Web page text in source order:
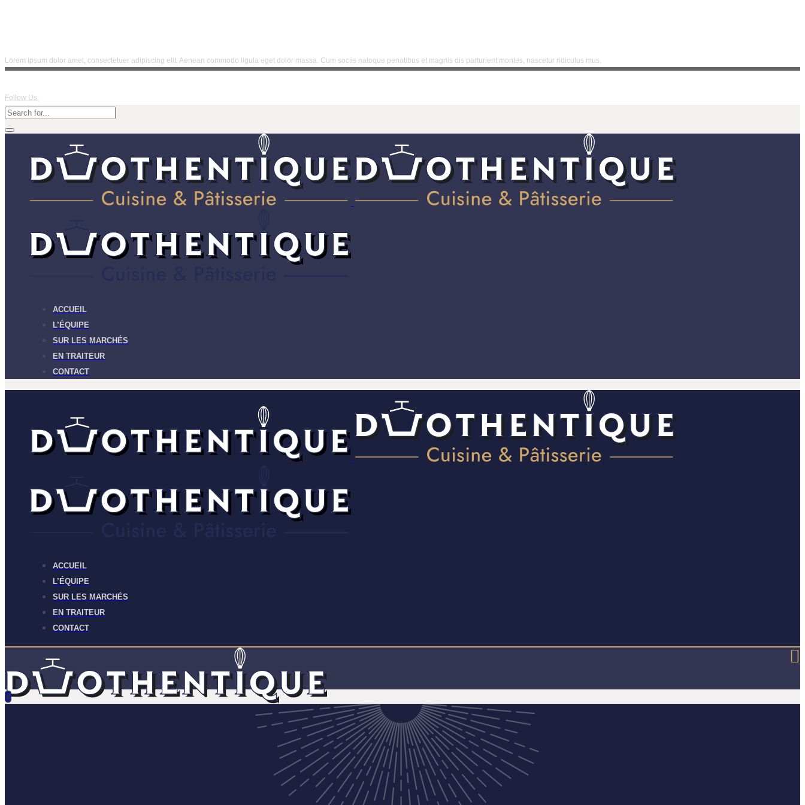
Lorem ipsum dolor amet, consectetuer adipiscing elit. Aenean commodo ligula eget dolor massa. Cum sociis natoque penatibus et magnis dis parturient montes, nascetur ridiculus mus.
Follow Us:
ACCUEIL
L’ÉQUIPE
SUR LES MARCHÉS
EN TRAITEUR
CONTACT
ACCUEIL
L’ÉQUIPE
SUR LES MARCHÉS
EN TRAITEUR
CONTACT